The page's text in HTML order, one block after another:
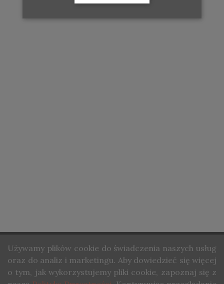
STRONA GŁÓWNA
O NAS
KONTAKT
Używamy plików cookie do świadczenia naszych usług
oraz do analiz i marketingu. Aby dowiedzieć się więcej
o tym, jak wykorzystujemy pliki cookie, zapoznaj się z